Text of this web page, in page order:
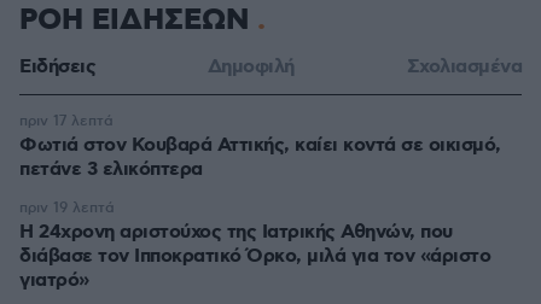
ΡΟΗ ΕΙΔΗΣΕΩΝ
Ειδήσεις Δημοφιλή Σχολιασμένα
Φωτιά στον Κουβαρά Αττικής, καίει κοντά σε οικισμό,
πετάνε 3 ελικόπτερα
πριν 17 λεπτά
Η 24χρονη αριστούχος της Ιατρικής Αθηνών, που
διάβασε τον Ιπποκρατικό Όρκο, μιλά για τον «άριστο
γιατρό»
πριν 19 λεπτά